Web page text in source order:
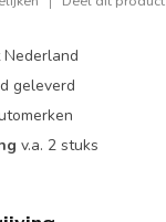
geleverd
v.a. 2 stuks